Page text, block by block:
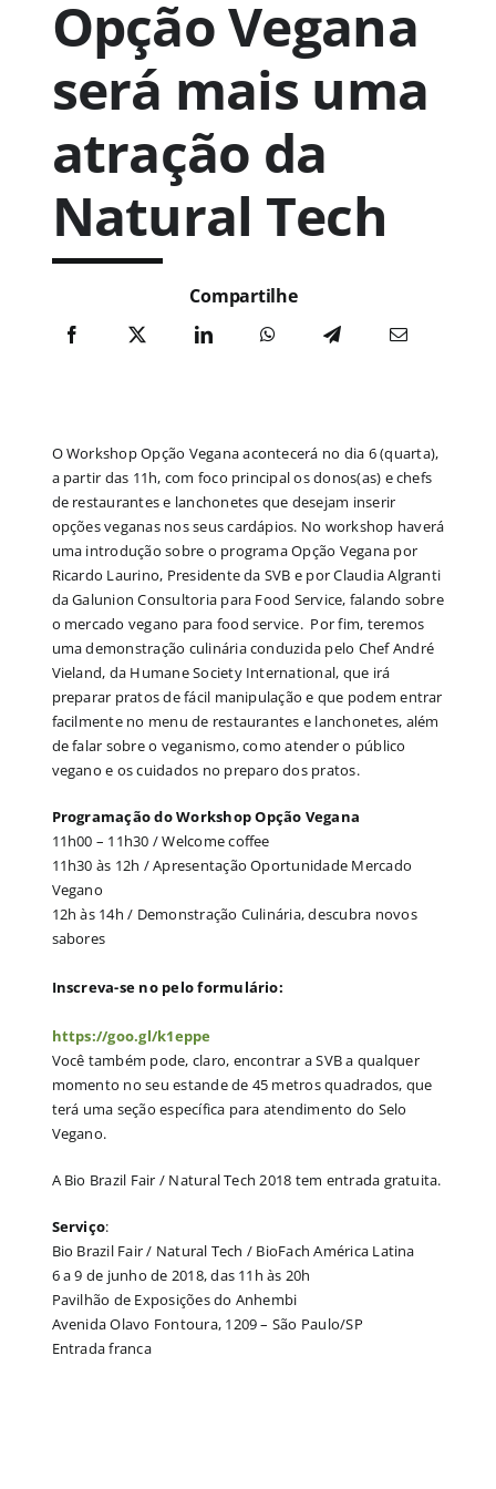
Publicações
Contato
Opção Vegana
será mais uma
atração da
Natural Tech
Compartilhe
O Workshop Opção Vegana acontecerá no dia 6 (quarta),
a partir das 11h, com foco principal os donos(as) e chefs
de restaurantes e lanchonetes que desejam inserir
opções veganas nos seus cardápios. No workshop haverá
uma introdução sobre o programa Opção Vegana por
Ricardo Laurino, Presidente da SVB e por Claudia Algranti
da Galunion Consultoria para Food Service, falando sobre
o mercado vegano para food service. Por fim, teremos
uma demonstração culinária conduzida pelo Chef André
Vieland, da Humane Society International, que irá
preparar pratos de fácil manipulação e que podem entrar
facilmente no menu de restaurantes e lanchonetes, além
de falar sobre o veganismo, como atender o público
vegano e os cuidados no preparo dos pratos.
Programação do Workshop Opção Vegana
11h00 – 11h30 / Welcome coffee
11h30 às 12h / Apresentação Oportunidade Mercado
Vegano
12h às 14h / Demonstração Culinária, descubra novos
sabores
Inscreva-se no pelo formulário:
https://goo.gl/k1eppe
Você também pode, claro, encontrar a SVB a qualquer
momento no seu estande de 45 metros quadrados, que
terá uma seção específica para atendimento do Selo
Vegano.
A Bio Brazil Fair / Natural Tech 2018 tem entrada gratuita.
Serviço:
Bio Brazil Fair / Natural Tech / BioFach América Latina
6 a 9 de junho de 2018, das 11h às 20h
Pavilhão de Exposições do Anhembi
Avenida Olavo Fontoura, 1209 – São Paulo/SP
Entrada franca